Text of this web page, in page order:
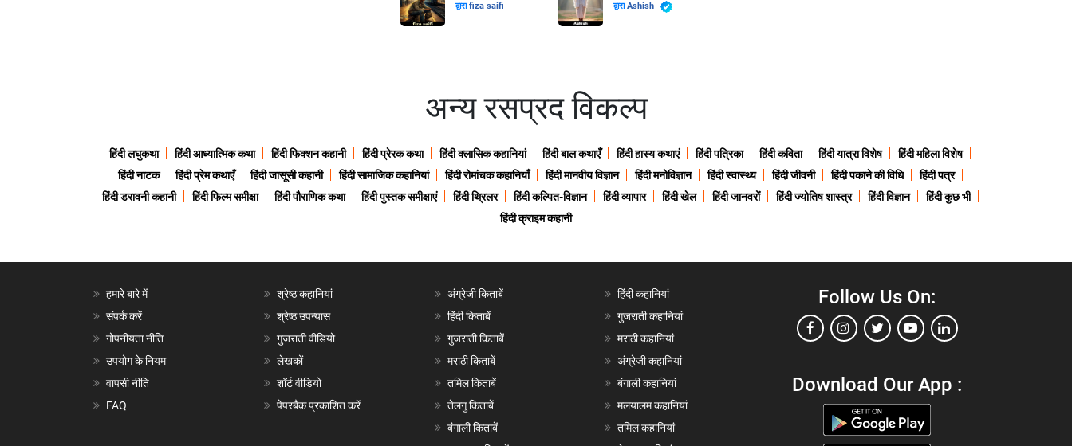
द्वाराfiza saifi द्वाराAshish
अन्य रसप्रद विकल्प
हिंदी लघुकथा हिंदी आध्यात्मिक कथा हिंदी फिक्शन कहानी हिंदी प्रेरक कथा हिंदी क्लासिक कहानियां हिंदी बाल कथाएँ हिंदी हास्य कथाएं हिंदी पत्रिका हिंदी कविता हिंदी यात्रा विशेष
हिंदी महिला विशेष
हिंदी नाटक
हिंदी प्रेम कथाएँ हिंदी जासूसी कहानी हिंदी सामाजिक कहानियां हिंदी रोमांचक कहानियाँ हिंदी मानवीय विज्ञान हिंदी मनोविज्ञान हिंदी स्वास्थ्य हिंदी जीवनी हिंदी पकाने की विधि
हिंदी पत्र
हिंदी डरावनी कहानी
हिंदी फिल्म समीक्षा हिंदी पौराणिक कथा हिंदी पुस्तक समीक्षाएं हिंदी थ्रिलर हिंदी कल्पित-विज्ञान हिंदी व्यापार हिंदी खेल हिंदी जानवरों हिंदी ज्योतिष शास्त्र हिंदी विज्ञान
हिंदी कुछ भी
हिंदी क्राइम कहानी
हमारे बारे में
संपर्क करें
गोपनीयता नीति
उपयोग के नियम
वापसी नीति
FAQ
श्रेष्ठ कहानियां
श्रेष्ठ उपन्यास
गुजराती वीडियो
लेखकों
शॉर्ट वीडियो
पेपरबैक प्रकाशित करें
अंग्रेजी किताबें
हिंदी किताबें
गुजराती किताबें
मराठी किताबें
तमिल किताबें
तेलगु किताबें
बंगाली किताबें
हिंदी कहानियां
गुजराती कहानियां
मराठी कहानियां
अंग्रेजी कहानियां
बंगाली कहानियां
मलयालम कहानियां
तमिल कहानियां
Follow Us On:
Download Our App :